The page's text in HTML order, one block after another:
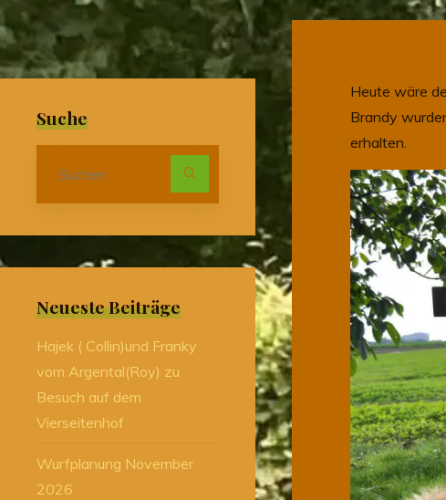
Heute wäre
Brandy
erhalten.
Suche
Suchen
Neueste Beiträge
Hajek ( Collin)und Franky
vom Argental(Roy) zu
Besuch auf dem
Vierseitenhof
Wurfplanung November
2026